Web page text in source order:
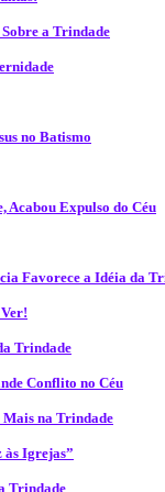
a Trindade
no Batismo
Acabou Expulso do Céu
Favorece a Idéia da
Trindade
Conflito no Céu
Mais na Trindade
às Igrejas”
Trindade